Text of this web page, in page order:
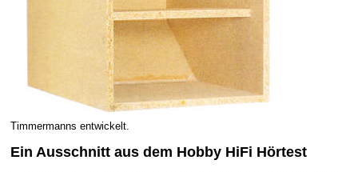
Timmermanns entwickelt.
Ein Ausschnitt aus dem Hobby HiFi Hörtest